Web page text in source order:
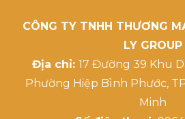
CÔNG TY TNHH THƯƠNG
LY GROUP
Địa chỉ: 17 Đường 39 Khu
Phường Hiệp Bình Phước,
Minh